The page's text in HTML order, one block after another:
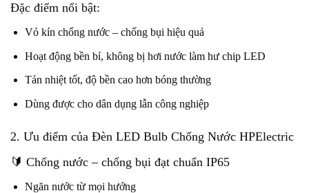
Đặc điểm nổi bật:
Vỏ kín chống nước – chống bụi hiệu quả
Hoạt động bền bỉ, không bị hơi nước làm hư chip LED
Tản nhiệt tốt, độ bền cao hơn bóng thường
Dùng được cho dân dụng lẫn công nghiệp
2. Ưu điểm của Đèn LED Bulb Chống Nước HPElectric
🔰 Chống nước – chống bụi đạt chuẩn IP65
Ngăn nước từ mọi hướng